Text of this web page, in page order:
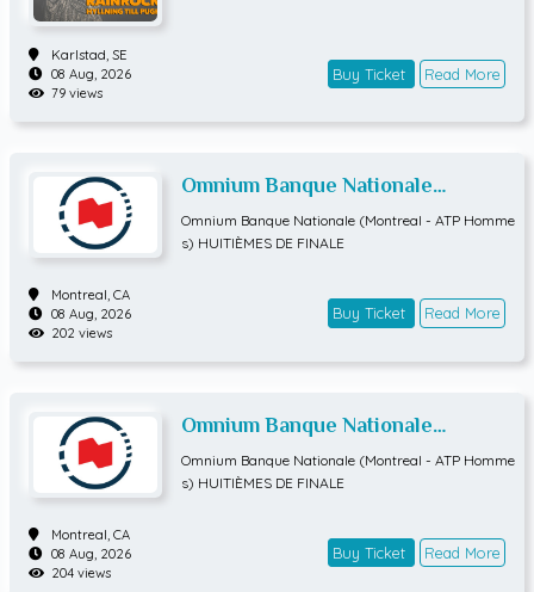
Karlstad, SE
08 Aug, 2026
79 views
Buy Ticket Read More
Omnium Banque Nationale
(Montreal - ATP Hommes)
HUITIÈMES DE FINALE
Omnium Banque Nationale (Montreal - ATP Homme
s) HUITIÈMES DE FINALE
Montreal, CA
08 Aug, 2026
202 views
Buy Ticket Read More
Omnium Banque Nationale
(Montreal - ATP Hommes)
HUITIÈMES DE FINALE
Omnium Banque Nationale (Montreal - ATP Homme
s) HUITIÈMES DE FINALE
Montreal, CA
08 Aug, 2026
204 views
Buy Ticket Read More